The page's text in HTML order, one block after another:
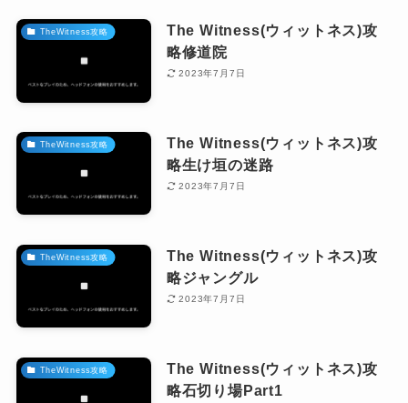
TheWitness攻略
The Witness(ウィットネス)攻
略修道院
2023年7月7日
TheWitness攻略
The Witness(ウィットネス)攻
略生け垣の迷路
2023年7月7日
TheWitness攻略
The Witness(ウィットネス)攻
略ジャングル
2023年7月7日
TheWitness攻略
The Witness(ウィットネス)攻
略石切り場Part1